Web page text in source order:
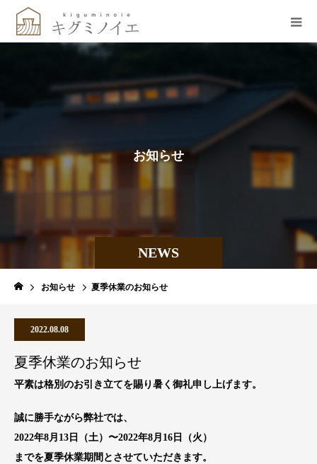
NEWS
お知らせ
お知らせ 夏季休業のお知らせ
2022.08.08
夏季休業のお知らせ
平素は格別のお引き立てを賜り暑く御礼申し上げます。
誠に勝手ながら弊社では、
2022年8月13日（土）〜2022年8月16日（火）
までを夏季休業期間とさせていただきます。